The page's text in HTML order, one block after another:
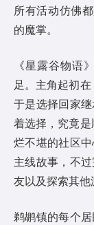
所有活动仿佛
的魔掌。
《星露谷物语
足。主角起初
于是选择回家
着选择，究竟
烂不堪的社区
主线故事，不
友以及探索其他
鹈鹕镇的每个